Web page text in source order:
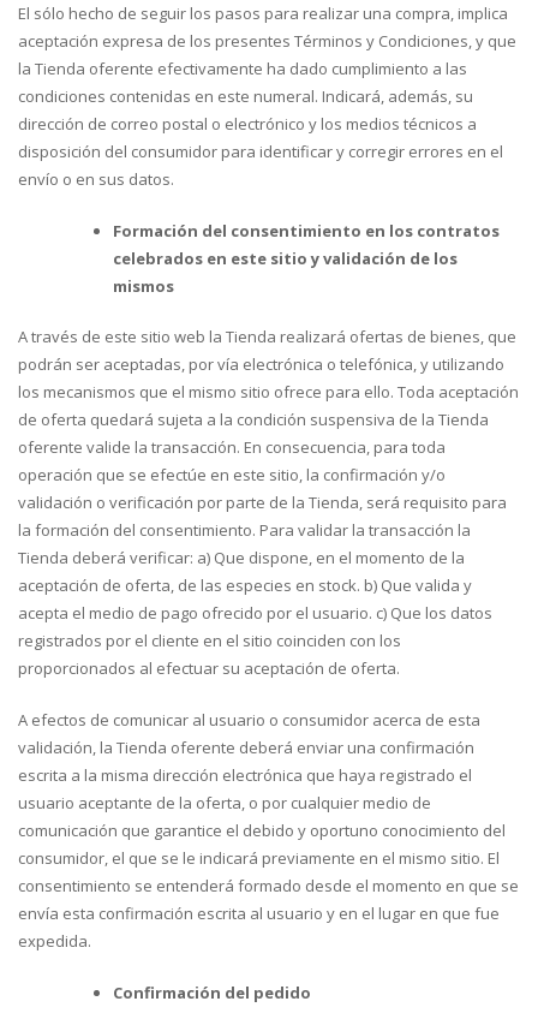
El sólo hecho de seguir los pasos para realizar una compra, implica
aceptación expresa de los presentes Términos y Condiciones, y que
la Tienda oferente efectivamente ha dado cumplimiento a las
condiciones contenidas en este numeral. Indicará, además, su
dirección de correo postal o electrónico y los medios técnicos a
disposición del consumidor para identificar y corregir errores en el
envío o en sus datos.
Formación del consentimiento en los contratos
celebrados en este sitio y validación de los
mismos
A través de este sitio web la Tienda realizará ofertas de bienes, que
podrán ser aceptadas, por vía electrónica o telefónica, y utilizando
los mecanismos que el mismo sitio ofrece para ello. Toda aceptación
de oferta quedará sujeta a la condición suspensiva de la Tienda
oferente valide la transacción. En consecuencia, para toda
operación que se efectúe en este sitio, la confirmación y/o
validación o verificación por parte de la Tienda, será requisito para
la formación del consentimiento. Para validar la transacción la
Tienda deberá verificar: a) Que dispone, en el momento de la
aceptación de oferta, de las especies en stock. b) Que valida y
acepta el medio de pago ofrecido por el usuario. c) Que los datos
registrados por el cliente en el sitio coinciden con los
proporcionados al efectuar su aceptación de oferta.
A efectos de comunicar al usuario o consumidor acerca de esta
validación, la Tienda oferente deberá enviar una confirmación
escrita a la misma dirección electrónica que haya registrado el
usuario aceptante de la oferta, o por cualquier medio de
comunicación que garantice el debido y oportuno conocimiento del
consumidor, el que se le indicará previamente en el mismo sitio. El
consentimiento se entenderá formado desde el momento en que se
envía esta confirmación escrita al usuario y en el lugar en que fue
expedida.
Confirmación del pedido